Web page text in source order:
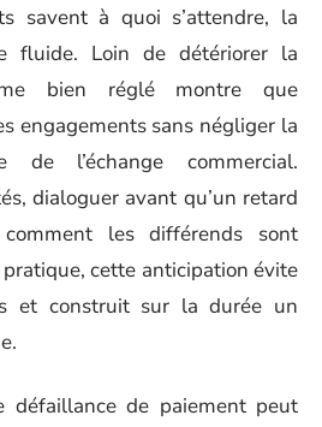
savent à quoi s’attendre, la
fluide. Loin de détériorer la
bien réglé montre que
engagements sans négliger la
de l’échange commercial.
dialoguer avant qu’un retard
les différends sont
cette anticipation évite
et construit sur la durée un
défaillance de paiement peut